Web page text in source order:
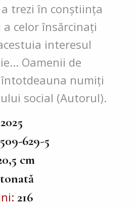
trezi în conștiința
celor însărcinați
interesul
Oamenii de
numiți
social (Autorul).
2025
629-5
cm
216